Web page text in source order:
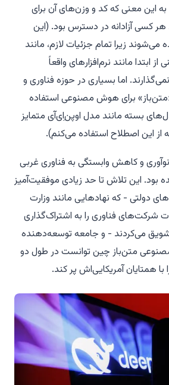
به این معنی که کد و وزن‌های آن برای
هر کسی آزادانه در دسترس بود. (این
می‌شوند زیرا تمام جزئیات لازم، مانند
از ابتدا مانند نرم‌افزارهای واقعاً
اما بسیاری در حوزه فناوری و
برای هوش مصنوعی استفاده
بسته مانند مدل اوپن‌اِی‌آی متمایز
از این اصطلاح استفاده می‌کنم).
و کاهش وابستگی به فناوری غربی
بود. این تلاش تا حد زیادی موفقیت‌آمیز
دولتی - که نهادهایی مانند وزارت
شرکت‌های فناوری را به اشتراک‌گذاری
می‌کردند - و جامعه توسعه‌دهنده
متن‌باز چین توانست در طول دو
همتایان آمریکایی‌اش پر کند.